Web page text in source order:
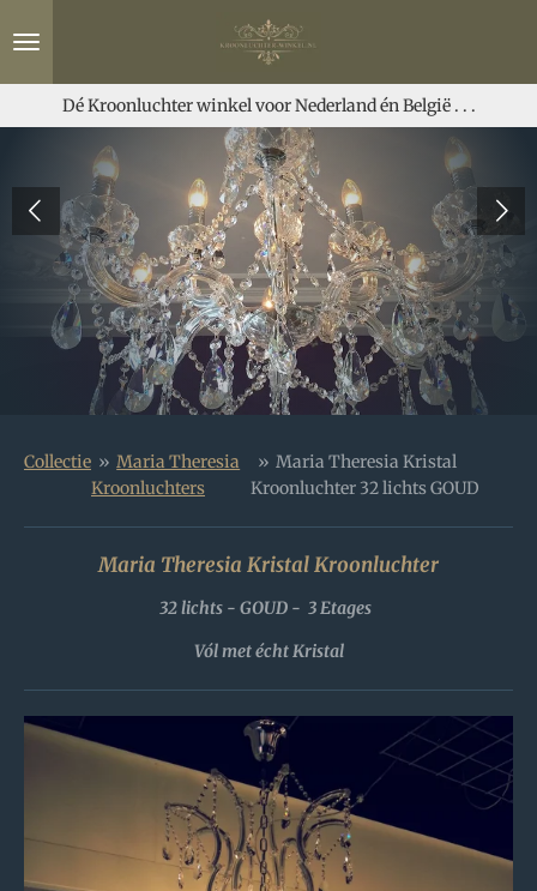
direct
hoofdinhoud
Dé Kroonluchter winkel voor Nederland én België . . .
Collectie » Maria Theresia
Kroonluchters
» Maria Theresia Kristal
Kroonluchter 32 lichts GOUD
Maria Theresia Kristal Kroonluchter
32 lichts - GOUD - 3 Etages
Vól met écht Kristal